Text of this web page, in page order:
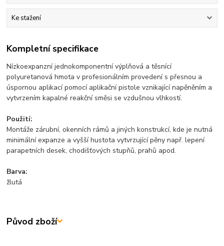
Ke stažení
Kompletní specifikace
Nízkoexpanzní jednokomponentní výplňová a těsnící
polyuretanová hmota v profesionálním provedení s přesnou a
úspornou aplikací pomocí aplikační pistole vznikající napěněním a
vytvrzením kapalné reakční směsi se vzdušnou vlhkostí.
Použití:
Montáže zárubní, okenních rámů a jiných konstrukcí, kde je nutná
minimální expanze a vyšší hustota vytvrzující pěny např. lepení
parapetních desek, chodišťových stupňů, prahů apod.
Barva:
žlutá
Původ zboží